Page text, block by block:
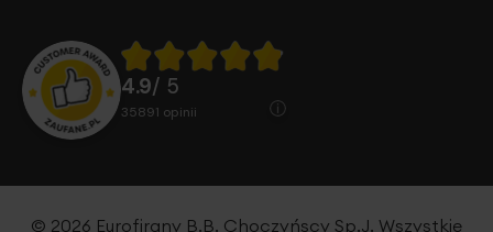
4.9/ 5
35891 opinii
© 2026 Eurofirany B.B. Choczyńscy Sp.J. Wszystkie